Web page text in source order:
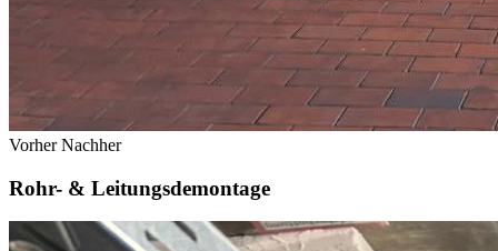
Vorher Nachher
Rohr- & Leitungsdemontage